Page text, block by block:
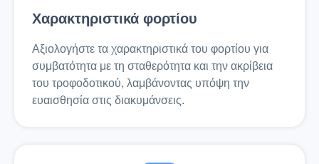
Χαρακτηριστικά φορτίου
Αξιολογήστε τα χαρακτηριστικά του φορτίου για
συμβατότητα με τη σταθερότητα και την ακρίβεια
του τροφοδοτικού, λαμβάνοντας υπόψη την
ευαισθησία στις διακυμάνσεις.